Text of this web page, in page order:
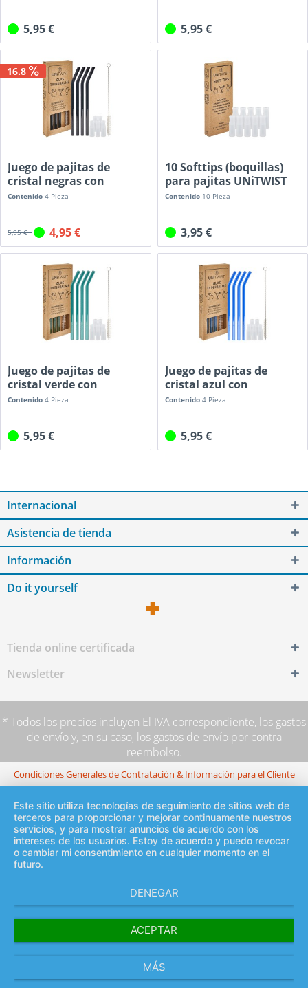
5,95 € 5,95 €
16.8
Juego de pajitas de
cristal negras con
Softtips...
Contenido4 Pieza
5,95 € 4,95 €
10 Softtips (boquillas)
para pajitas UNiTWIST
Contenido 10 Pieza
3,95 €
Juego de pajitas de
cristal verde con
Softtips...
Contenido4 Pieza
5,95 €
Juego de pajitas de
cristal azul con
Softtips...
Contenido 4 Pieza
5,95 €
Internacional
Asistencia de tienda
Información
Do it yourself
Tienda online certificada
Newsletter
* Todos los precios incluyen El IVA correspondiente, los gastos
de envíoy, en su caso, los gastos de envío por contra
reembolso.
Condiciones Generales de Contratación & Información para el Cliente
Este sitio utiliza tecnologías de seguimiento de sitios web de
terceros para proporcionar y mejorar continuamente nuestros
servicios, y para mostrar anuncios de acuerdo con los
intereses de los usuarios. Estoy de acuerdo y puedo revocar
o cambiar mi consentimiento en cualquier momento en el
futuro.
DENEGAR
ACEPTAR
MÁS